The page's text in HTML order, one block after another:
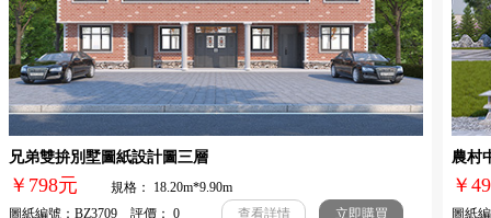
兄弟雙拚別墅圖紙設計圖三層
￥798元
規格： 18.20m*9.90m
圖紙編號：BZ3709 評價： 0
查看詳情 立即購買
農村
￥
圖紙編